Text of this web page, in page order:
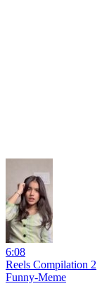
6:08
Reels Compilation 2
Funny-Meme